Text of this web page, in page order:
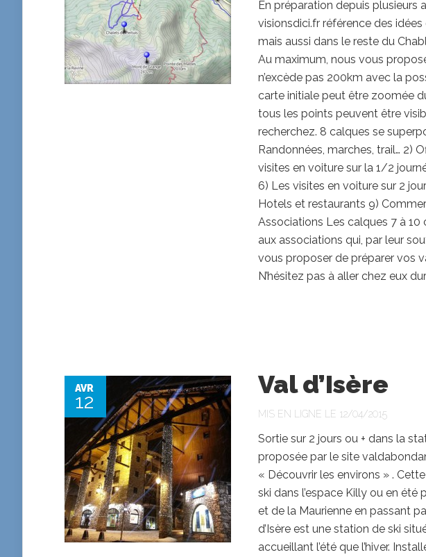
En préparation depuis plusieurs
visionsdici.fr référence des
mais aussi dans le reste du
Au maximum, nous vous
n’excède pas 200km avec la
carte initiale peut être zoomée
tous les points peuvent être
recherchez. 8 calques se
Randonnées, marches, trail… 2)
visites en voiture sur la 1/2
6) Les visites en voiture sur 2
Hotels et restaurants 9)
Associations Les calques 7 à
aux associations qui, par leur
vous proposer de préparer vos
N’hésitez pas à aller chez eux
AVR
12
Val d’Isère
MIS EN LIGNE LE 12/04/2015
Sortie sur 2 jours ou + dans la
proposée par le site
« Découvrir les environs » .
ski dans l’espace Killy ou en
et de la Maurienne en passant
d’Isère est une station de ski
accueillant l’été que l’hiver.